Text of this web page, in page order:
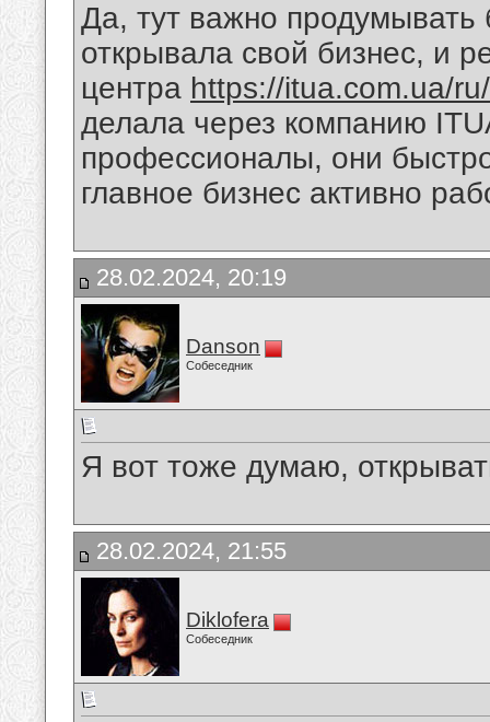
Да, тут важно продумывать
открывала свой бизнес, и
центра https://itua.com.ua/
делала через компанию
профессионалы, они
главное бизнес активно
28.02.2024, 20:19
Danson
Собеседник
Я вот тоже думаю,
28.02.2024, 21:55
Diklofera
Собеседник